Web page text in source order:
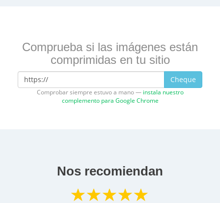
Comprueba si las imágenes están
comprimidas en tu sitio
Cheque
Comprobar siempre estuvo a mano — instala nuestro
complemento para Google Chrome
Nos recomiendan